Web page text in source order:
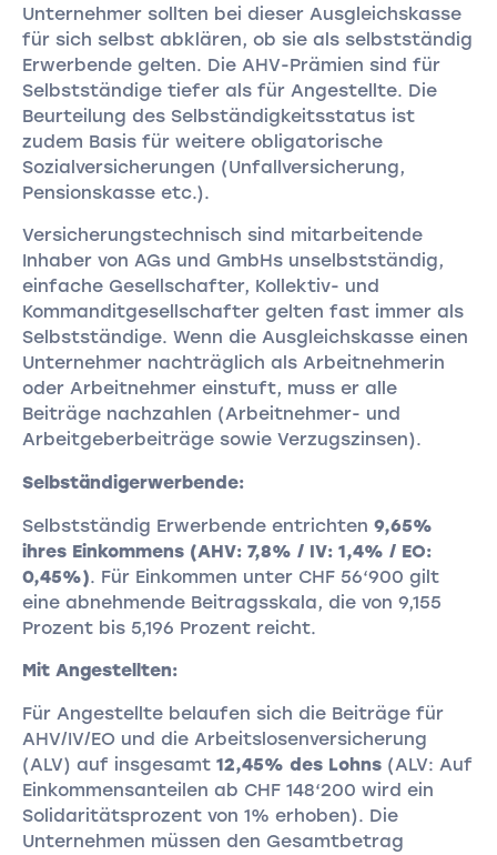
Unternehmer sollten bei dieser Ausgleichskasse
für sich selbst abklären, ob sie als selbstständig
Erwerbende gelten. Die AHV-Prämien sind für
Selbstständige tiefer als für Angestellte. Die
Beurteilung des Selbständigkeitsstatus ist
zudem Basis für weitere obligatorische
Sozialversicherungen (Unfallversicherung,
Pensionskasse etc.).
Versicherungstechnisch sind mitarbeitende
Inhaber von AGs und GmbHs unselbstständig,
einfache Gesellschafter, Kollektiv- und
Kommanditgesellschafter gelten fast immer als
Selbstständige. Wenn die Ausgleichskasse einen
Unternehmer nachträglich als Arbeitnehmerin
oder Arbeitnehmer einstuft, muss er alle
Beiträge nachzahlen (Arbeitnehmer- und
Arbeitgeberbeiträge sowie Verzugszinsen).
Selbständigerwerbende:
Selbstständig Erwerbende entrichten 9,65%
ihres Einkommens (AHV: 7,8% / IV: 1,4% / EO:
0,45%). Für Einkommen unter CHF 56‘900 gilt
eine abnehmende Beitragsskala, die von 9,155
Prozent bis 5,196 Prozent reicht.
Mit Angestellten:
Für Angestellte belaufen sich die Beiträge für
AHV/IV/EO und die Arbeitslosenversicherung
(ALV) auf insgesamt 12,45% des Lohns(ALV: Auf
Einkommensanteilen ab CHF 148‘200 wird ein
Solidaritätsprozent von 1% erhoben). Die
Unternehmen müssen den Gesamtbetrag